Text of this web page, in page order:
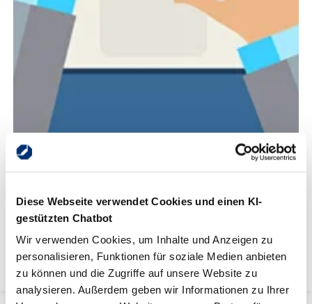
Diese Webseite verwendet Cookies und einen KI-
gestützten Chatbot
Wir verwenden Cookies, um Inhalte und Anzeigen zu
personalisieren, Funktionen für soziale Medien anbieten
zu können und die Zugriffe auf unsere Website zu
analysieren. Außerdem geben wir Informationen zu Ihrer
Social Media
Vernetz dich mit dem HBZ in den
Sozialen Medien!